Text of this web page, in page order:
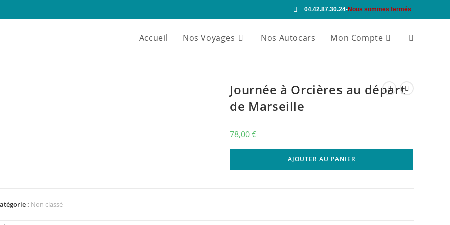
04.42.87.30.24-Nous sommes fermés
Accueil Nos Voyages Nos Autocars Mon Compte
Journée à Orcières au départ
de Marseille
78,00€
AJOUTER AU PANIER
: Non classé